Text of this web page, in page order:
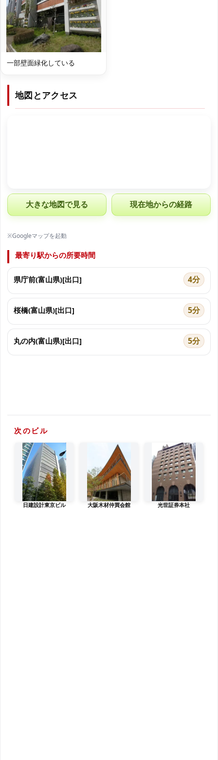
一部壁面緑化している
地図とアクセス
大きな地図で見る 現在地からの経路
※Googleマップを起動
最寄り駅からの所要時間
県庁前(富山県)[出口] 4分
桜橋(富山県)[出口] 5分
丸の内(富山県)[出口] 5分
次のビル
日建設計東京ビル 大阪木材仲買会館 光世証券本社